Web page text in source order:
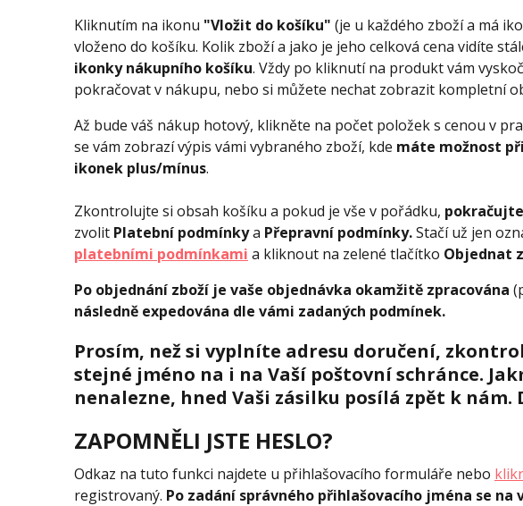
Kliknutím na ikonu "Vložit do košíku" (je u každého zboží a má
vloženo do košíku. Kolik zboží a jako je jeho celková cena vidíte
ikonky nákupního košíku. Vždy po kliknutí na produkt vám
pokračovat v nákupu, nebo si můžete nechat zobrazit kompletní
Až bude váš nákup hotový, klikněte na počet položek s cenou v
se vám zobrazí výpis vámi vybraného zboží, kde máte možnost
ikonek plus/mínus.
Zkontrolujte si obsah košíku a pokud je vše v pořádku,
zvolit Platební podmínkya Přepravní podmínky.Stačí už jen
platebními podmínkami a kliknout na zelené tlačítko Objednat
Po objednání zboží je vaše objednávka okamžitězpracována
následně expedována dle vámi zadaných podmínek.
Prosím, než si vyplníte adresu doručení,
stejné jméno na i na Vaší poštovní schránce.
nenalezne, hned Vaši zásilku posílá zpět k nám.
ZAPOMNĚLI JSTE HESLO?
Odkaz na tuto funkci najdete u přihlašovacího formuláře nebo
registrovaný. Po zadání správného přihlašovacího jména se